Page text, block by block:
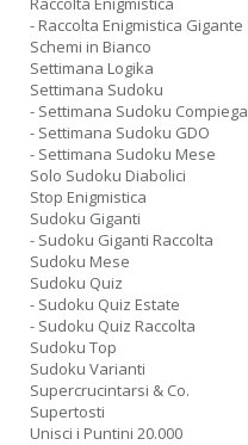
- Raccolta Enigmistica Gigante
Schemi in Bianco
Settimana Logika
Settimana Sudoku
- Settimana Sudoku Compiega
- Settimana Sudoku GDO
- Settimana Sudoku Mese
Solo Sudoku Diabolici
Stop Enigmistica
Sudoku Giganti
- Sudoku Giganti Raccolta
Sudoku Mese
Sudoku Quiz
- Sudoku Quiz Estate
- Sudoku Quiz Raccolta
Sudoku Top
Sudoku Varianti
Supercrucintarsi & Co.
Supertosti
Unisci i Puntini 20.000